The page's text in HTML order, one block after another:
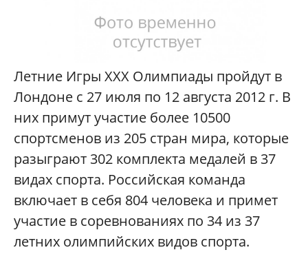
Летние Игры ХХХ Олимпиады пройдут в
Лондоне с 27 июля по 12 августа 2012 г. В
них примут участие более 10500
спортсменов из 205 стран мира, которые
разыграют 302 комплекта медалей в 37
видах спорта. Российская команда
включает в себя 804 человека и примет
участие в соревнованиях по 34 из 37
летних олимпийских видов спорта.